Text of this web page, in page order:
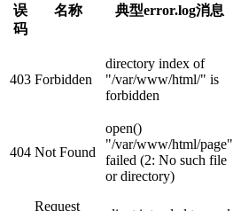
误
码
名称 典型error.log消息
403 Forbidden
directory index of
"/var/www/html/" is
forbidden
404 Not Found
open()
"/var/www/html/page"
failed (2: No such file
or directory)
Request